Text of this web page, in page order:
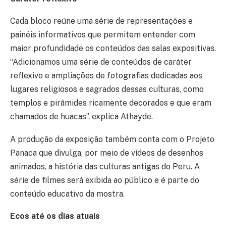
Cada bloco reúne uma série de representações e
painéis informativos que permitem entender com
maior profundidade os conteúdos das salas expositivas.
“Adicionamos uma série de conteúdos de caráter
reflexivo e ampliações de fotografias dedicadas aos
lugares religiosos e sagrados dessas culturas, como
templos e pirâmides ricamente decorados e que eram
chamados de huacas”, explica Athayde.
A produção da exposição também conta com o Projeto
Panaca que divulga, por meio de vídeos de desenhos
animados, a história das culturas antigas do Peru. A
série de filmes será exibida ao público e é parte do
conteúdo educativo da mostra.
Ecos até os dias atuais